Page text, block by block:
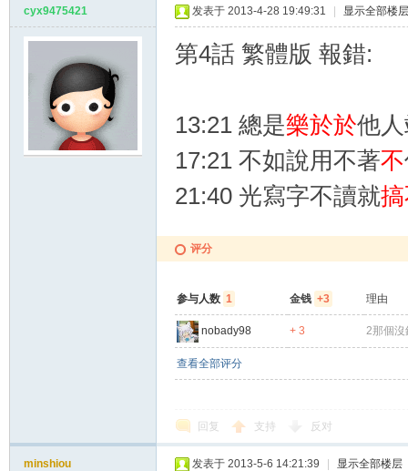
cyx9475421 发表于 2013-4-28 19:49:31 显示全部楼层
第4話 繁體版 報錯:
13:21 總是樂於於他
17:21 不如說用不著不
21:40 光寫字不讀就
评分
参与人数 1 金钱 +3 理由
nobady98 + 3 2那個沒
查看全部评分
回复 支持 反对
minshiou 发表于 2013-5-6 14:21:39 显示全部楼层